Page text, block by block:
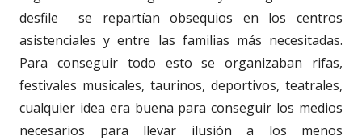
desfile
se repartían obsequios en los centros
asistenciales y entre las familias más necesitadas.
Para conseguir todo esto se organizaban rifas,
festivales musicales, taurinos, deportivos, teatrales,
cualquier idea era buena para conseguir los medios
necesarios para llevar ilusión a los menos